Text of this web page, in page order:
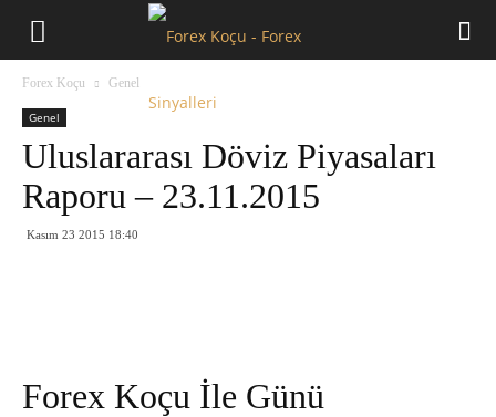
Forex Koçu Genel
Genel
Uluslararası Döviz Piyasaları
Raporu – 23.11.2015
Kasım 23 2015 18:40
Forex Koçu İle Günü